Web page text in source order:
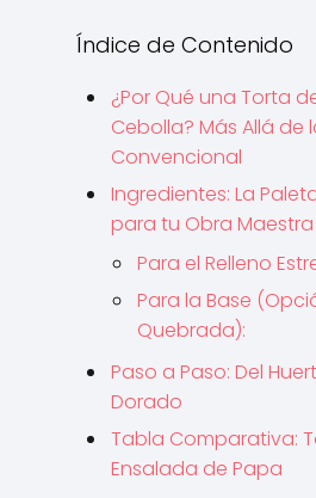
Índice de Contenido
¿Por Qué una Torta
Cebolla? Más Allá de
Convencional
Ingredientes: La
para tu Obra Maestra
Para el Relleno
Para la Base
Quebrada):
Paso a Paso: Del
Dorado
Tabla Comparativa:
Ensalada de Papa